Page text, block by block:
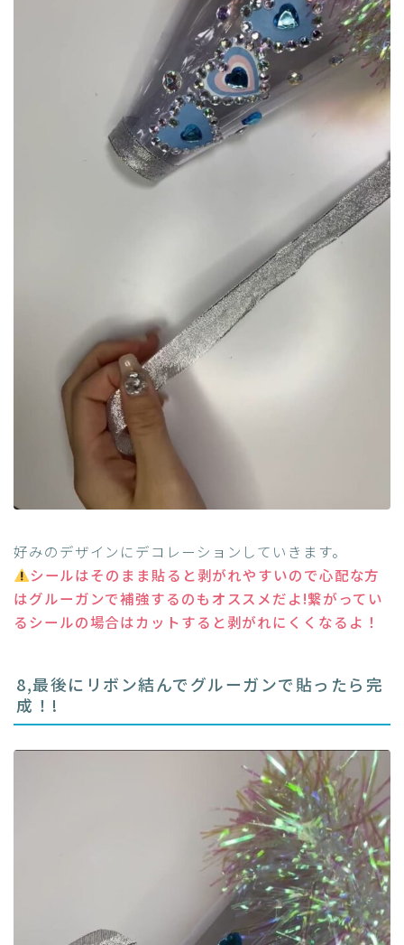
好みのデザインにデコレーションしていきます。
シールはそのまま貼ると剥がれやすいので心配な方
はグルーガンで補強するのもオススメだよ!繋がってい
るシールの場合はカットすると剥がれにくくなるよ！
8,最後にリボン結んでグルーガンで貼ったら完
成！!